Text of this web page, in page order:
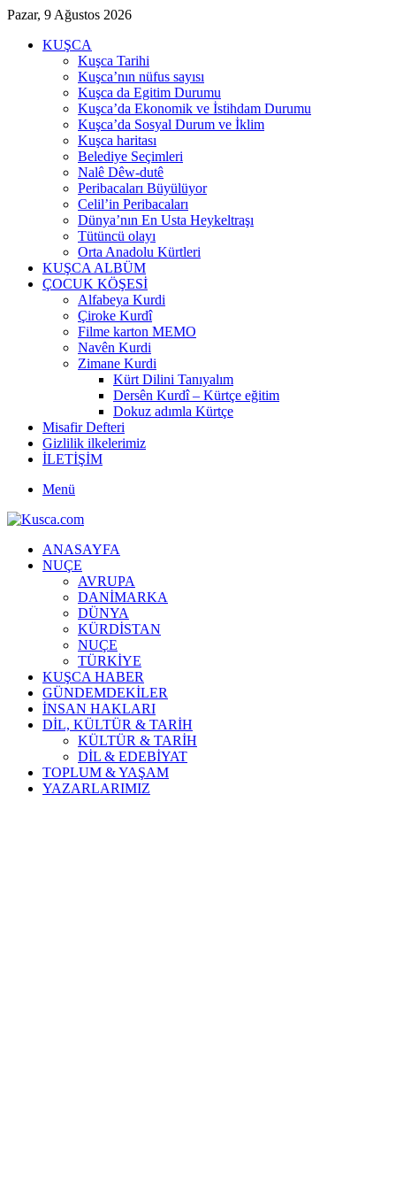
Pazar, 9 Ağustos 2026
KUŞCA
Kuşca Tarihi
Kuşca’nın nüfus sayısı
Kuşca da Egitim Durumu
Kuşca’da Ekonomik ve İstihdam Durumu
Kuşca’da Sosyal Durum ve İklim
Kuşca haritası
Belediye Seçimleri
Nalê Dêw-dutê
Peribacaları Büyülüyor
Celil’in Peribacaları
Dünya’nın En Usta Heykeltraşı
Tütüncü olayı
Orta Anadolu Kürtleri
KUŞCA ALBÜM
ÇOCUK KÖŞESİ
Alfabeya Kurdi
Çiroke Kurdî
Filme karton MEMO
Navên Kurdi
Zimane Kurdi
Kürt Dilini Tanıyalım
Dersên Kurdî – Kürtçe eğitim
Dokuz adımla Kürtçe
Misafir Defteri
Gizlilik ilkelerimiz
İLETİŞİM
Menü
ANASAYFA
NUÇE
AVRUPA
DANİMARKA
DÜNYA
KÜRDİSTAN
NUÇE
TÜRKİYE
KUŞCA HABER
GÜNDEMDEKİLER
İNSAN HAKLARI
DİL, KÜLTÜR & TARİH
KÜLTÜR & TARİH
DİL & EDEBİYAT
TOPLUM & YAŞAM
YAZARLARIMIZ